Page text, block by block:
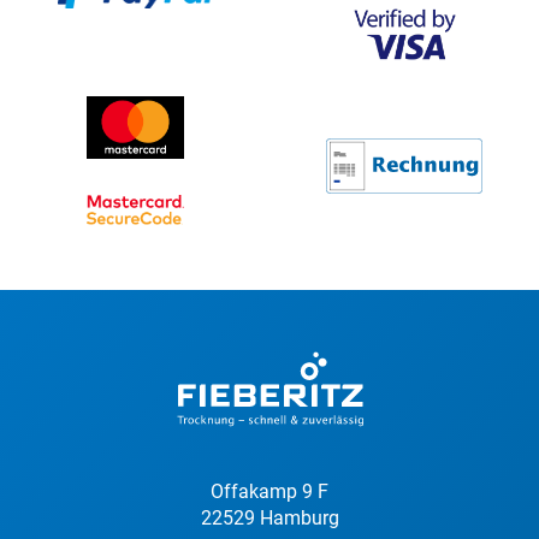
Offakamp 9 F
22529 Hamburg